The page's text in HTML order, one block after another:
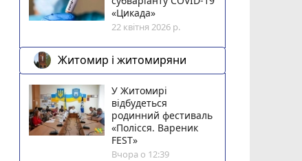
«Цикада»
22 квітня 2026 р.
Житомир і житомиряни
У Житомирі
відбудеться
родинний фестиваль
«Полісся. Вареник
FEST»
Вчора о 12:39